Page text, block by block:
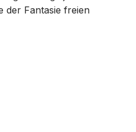
der Fantasie freien